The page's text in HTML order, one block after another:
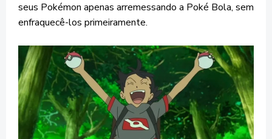
seus Pokémon apenas arremessando a Poké Bola, sem
enfraquecê-los primeiramente.